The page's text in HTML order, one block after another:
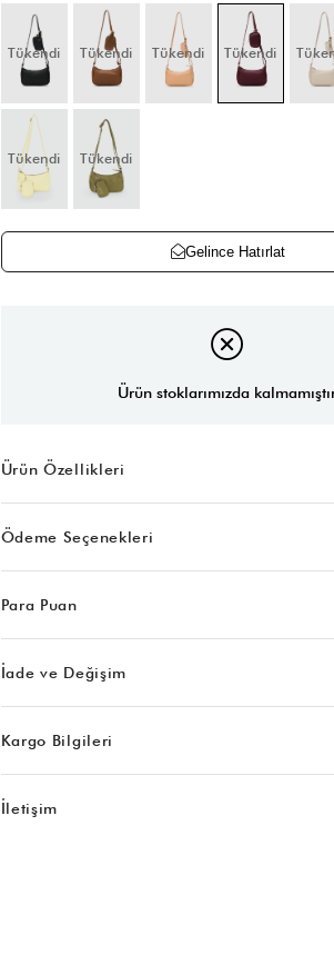
Tükendi Tükendi Tükendi Tükendi
Tükendi Tükendi
Gelince Hatırlat
Ürün stoklarımızda
Ürün Özellikleri
Ödeme Seçenekleri
Para Puan
İade ve Değişim
Kargo Bilgileri
İletişim